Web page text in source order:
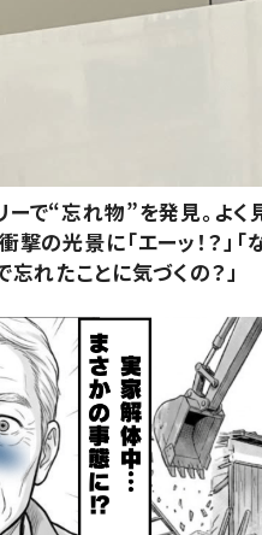
ーで“忘れ物”を発見。よく
撃の光景に「エーッ！？」「
忘れたことに気づくの？」